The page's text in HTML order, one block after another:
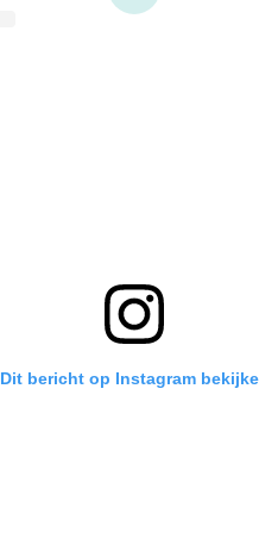
Dit bericht op Instagram